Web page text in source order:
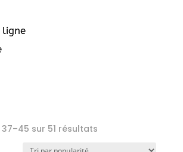
ligne
sur 51 résultatsTrié